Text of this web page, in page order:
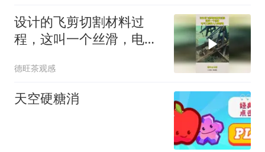
设计的飞剪切割材料过
程，这叫一个丝滑，电气
德旺茶观感
天空硬糖消